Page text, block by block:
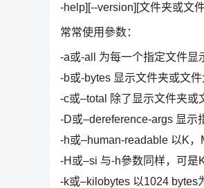
-help][--version][文件夹或文
常常使用參数：
-a或-all 为每一个指定文件显
-b或-bytes 显示文件夹或文件
-c或–total 除了显示文件夹或
-D或–dereference-args 显示
-h或–human-readable 以K，
-H或–si 与-h參数同样，可是
-k或–kilobytes 以1024 bytes